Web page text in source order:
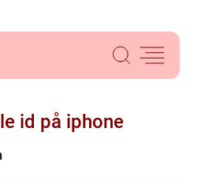
id på iphone